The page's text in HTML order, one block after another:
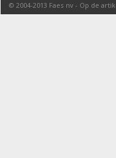
© 2004-2013 Faes nv - Op de